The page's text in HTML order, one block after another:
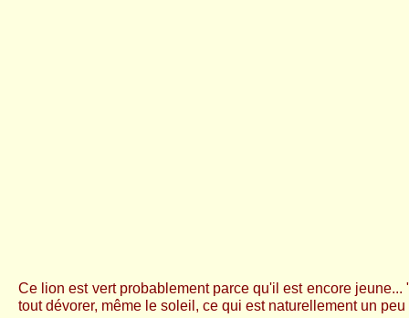
Ce lion est vert probablement parce qu'il est encore jeune...
tout dévorer, même le soleil, ce qui est naturellement un